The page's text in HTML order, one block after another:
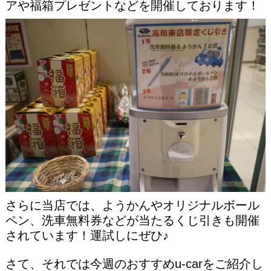
アや福箱プレゼントなどを開催しております！
さらに当店では、ようかんやオリジナルボール
ペン、洗車無料券などが当たるくじ引きも開催
されています！運試しにぜひ♪
さて、それでは今週のおすすめu‐carをご紹介し